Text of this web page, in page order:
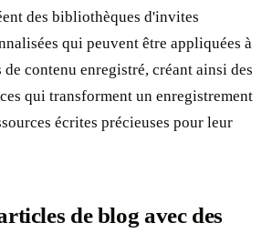
des bibliothèques d'invites
qui peuvent être appliquées à
contenu enregistré, créant ainsi des
qui transforment un enregistrement
écrites précieuses pour leur
de blog avec des